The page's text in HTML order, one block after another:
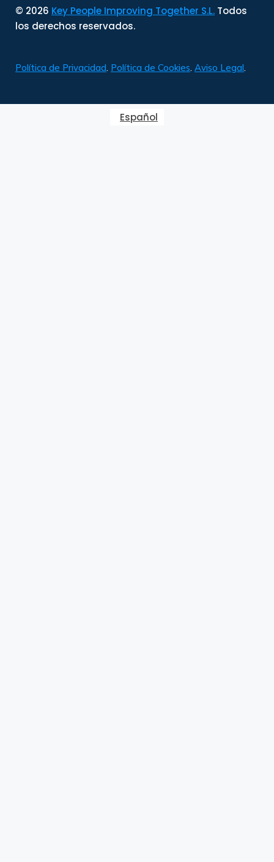
© 2026 Key People Improving Together S.L. Todos
los derechos reservados.
Política de Privacidad. Política de Cookies. Aviso Legal.
Español